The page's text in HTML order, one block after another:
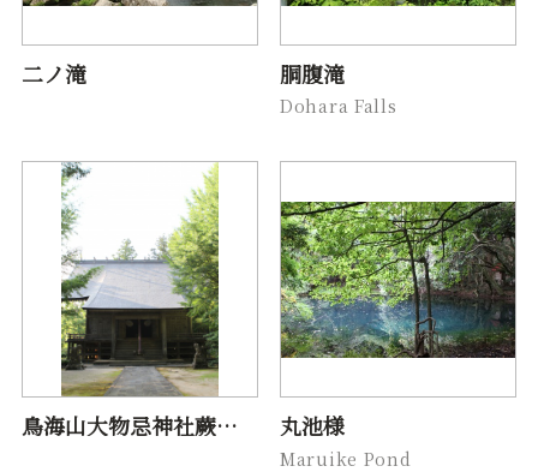
二ノ滝 胴腹滝
Dohara Falls
鳥海山大物忌神社蕨岡口ノ宮 丸池様
Maruike Pond